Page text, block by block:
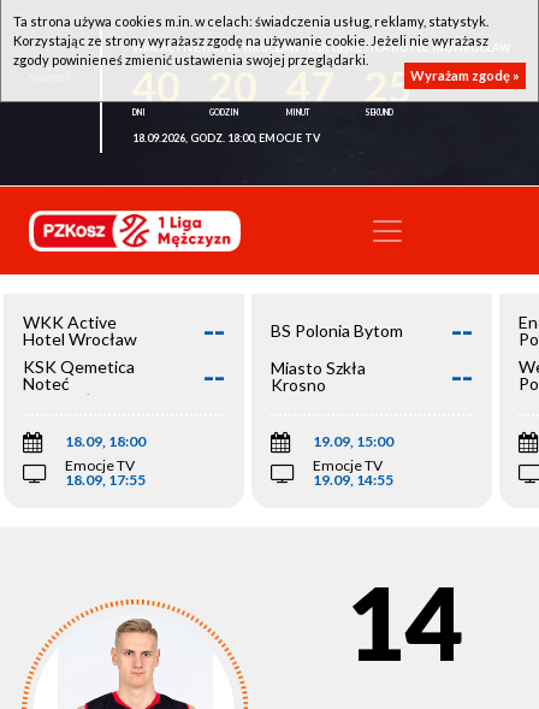
WKK ACTIVE HOTEL WROCŁAW - KSK QEMETICA NOTEĆ INOWROCŁAW
25
18.09.2026, GODZ. 18:00, EMOCJE TV
WKK Active
Hotel Wrocław
--
KSK Qemetica
Noteć
Inowrocław
--
18.09, 18:00
Emocje TV
18.09, 17:55
BS Polonia Bytom --
Miasto Szkła
Krosno
--
19.09, 15:00
Emocje TV
19.09, 14:55
14
Ta strona używa cookies m.in. w celach: świadczenia usług, reklamy, statystyk.
Korzystając ze strony wyrażasz zgodę na używanie cookie. Jeżeli nie wyrażasz
zgody powinieneś zmienić ustawienia swojej przeglądarki.
Wyrażam zgodę »